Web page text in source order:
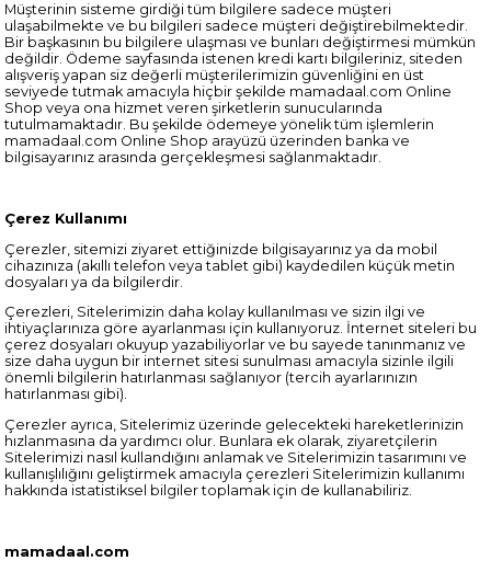
Müşterinin sisteme girdiği tüm bilgilere sadece müşteri
ulaşabilmekte ve bu bilgileri sadece müşteri değiştirebilmektedir.
Bir başkasının bu bilgilere ulaşması ve bunları değiştirmesi mümkün
değildir. Ödeme sayfasında istenen kredi kartı bilgileriniz, siteden
alışveriş yapan siz değerli müşterilerimizin güvenliğini en üst
seviyede tutmak amacıyla hiçbir şekilde mamadaal.com Online
Shop veya ona hizmet veren şirketlerin sunucularında
tutulmamaktadır. Bu şekilde ödemeye yönelik tüm işlemlerin
mamadaal.com Online Shop arayüzü üzerinden banka ve
bilgisayarınız arasında gerçekleşmesi sağlanmaktadır.
Çerez Kullanımı
Çerezler, sitemizi ziyaret ettiğinizde bilgisayarınız ya da mobil
cihazınıza (akıllı telefon veya tablet gibi) kaydedilen küçük metin
dosyaları ya da bilgilerdir.
Çerezleri, Sitelerimizin daha kolay kullanılması ve sizin ilgi ve
ihtiyaçlarınıza göre ayarlanması için kullanıyoruz. İnternet siteleri bu
çerez dosyaları okuyup yazabiliyorlar ve bu sayede tanınmanız ve
size daha uygun bir internet sitesi sunulması amacıyla sizinle ilgili
önemli bilgilerin hatırlanması sağlanıyor (tercih ayarlarınızın
hatırlanması gibi).
Çerezler ayrıca, Sitelerimiz üzerinde gelecekteki hareketlerinizin
hızlanmasına da yardımcı olur. Bunlara ek olarak, ziyaretçilerin
Sitelerimizi nasıl kullandığını anlamak ve Sitelerimizin tasarımını ve
kullanışlılığını geliştirmek amacıyla çerezleri Sitelerimizin kullanımı
hakkında istatistiksel bilgiler toplamak için de kullanabiliriz.
mamadaal.com